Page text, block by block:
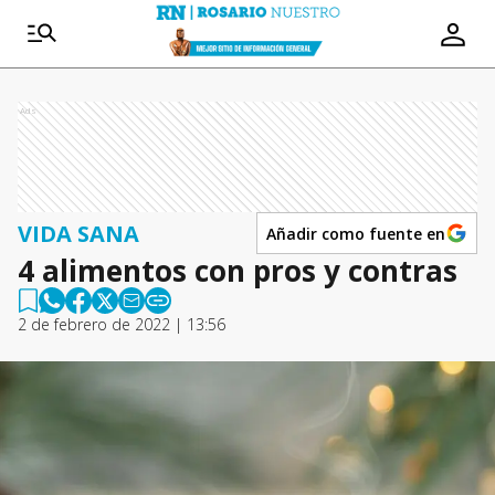
Ads
VIDA SANA Añadir como fuente en
4 alimentos con pros y contras
2 de febrero de 2022 | 13:56